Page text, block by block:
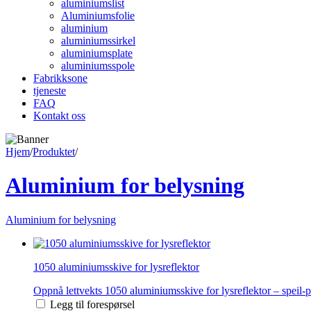
aluminiumslist
Aluminiumsfolie
aluminium
aluminiumssirkel
aluminiumsplate
aluminiumsspole
Fabrikksone
tjeneste
FAQ
Kontakt oss
Hjem/Produktet/
Aluminium for belysning
Aluminium for belysning
1050 aluminiumsskive for lysreflektor
Oppnå lettvekts 1050 aluminiumsskive for lysreflektor –
Legg til forespørsel